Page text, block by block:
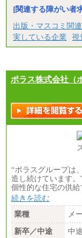
[関連する障がい者
出版・マスコミ関
実している企業
視
ポラス株式会社（
“ポラスグループは
造し続けています
個性的な住宅の供
続きを読む
業種
メ
新卒／中途
中